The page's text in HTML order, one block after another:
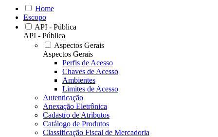
Home
Escopo
API - Pública
API - Pública
Aspectos Gerais
Aspectos Gerais
Perfis de Acesso
Chaves de Acesso
Ambientes
Limites de Acesso
Autenticação
Anexação Eletrônica
Cadastro de Atributos
Catálogo de Produtos
Classificação Fiscal de Mercadoria